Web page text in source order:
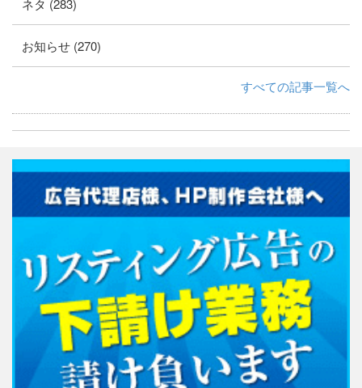
ネタ (283)
お知らせ (270)
すべての記事一覧へ